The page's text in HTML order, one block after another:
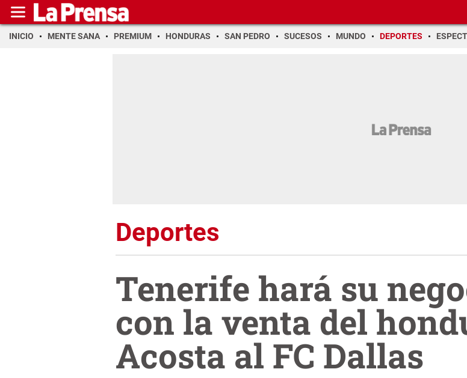
INICIO MENTE SANA PREMIUM HONDURAS SAN PEDRO SUCESOS MUNDO DEPORTES
Deportes
Tenerife hará su
con la venta del
Acosta al FC Dallas